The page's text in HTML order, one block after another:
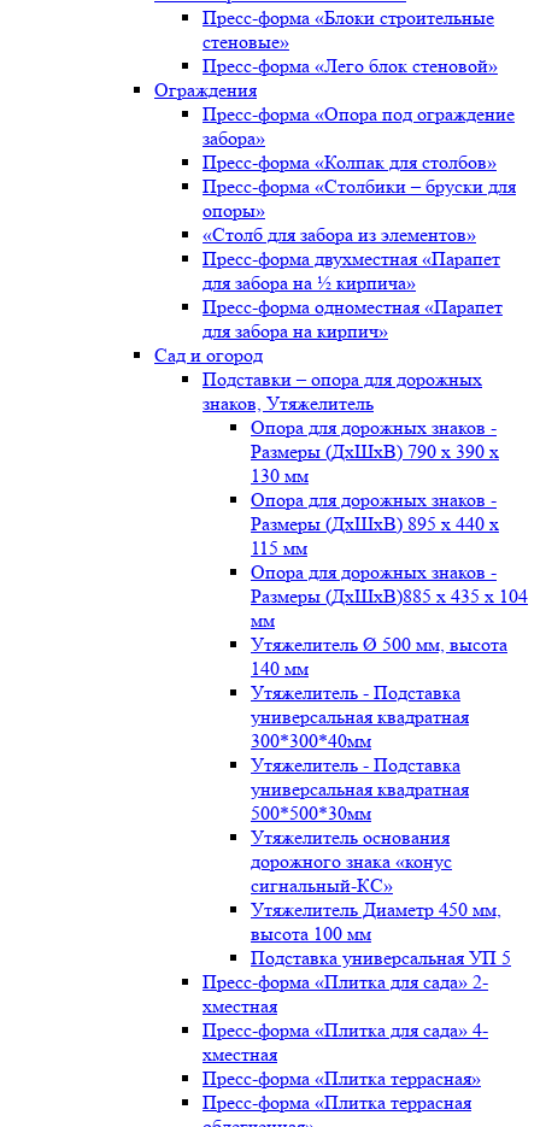
Пресс-форма «Блоки строительные
стеновые»
Пресс-форма «Лего блок стеновой»
Ограждения
Пресс-форма «Опора под ограждение
забора»
Пресс-форма «Колпак для столбов»
Пресс-форма «Столбики – бруски для
опоры»
«Столб для забора из элементов»
Пресс-форма двухместная «Парапет
для забора на ½ кирпича»
Пресс-форма одноместная «Парапет
для забора на кирпич»
Сад и огород
Подставки – опора для дорожных
знаков, Утяжелитель
Опора для дорожных знаков -
Размеры (ДxШxВ) 790 x 390 x
130 мм
Опора для дорожных знаков -
Размеры (ДxШxВ) 895 x 440 x
115 мм
Опора для дорожных знаков -
Размеры (ДxШxВ)885 x 435 x 104
мм
Утяжелитель Ø 500 мм, высота
140 мм
Утяжелитель - Подставка
универсальная квадратная
300*300*40мм
Утяжелитель - Подставка
универсальная квадратная
500*500*30мм
Утяжелитель основания
дорожного знака «конус
сигнальный-КС»
Утяжелитель Диаметр 450 мм,
высота 100 мм
Подставка универсальная УП 5
Пресс-форма «Плитка для сада» 2-
хместная
Пресс-форма «Плитка для сада» 4-
хместная
Пресс-форма «Плитка террасная»
Пресс-форма «Плитка террасная